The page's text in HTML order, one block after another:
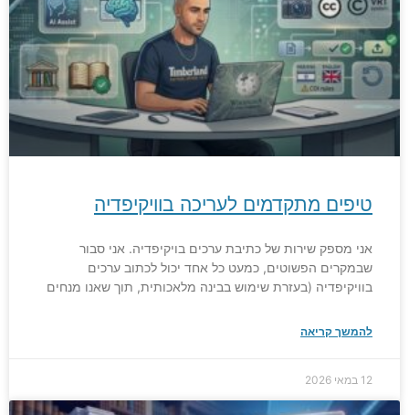
טיפים מתקדמים לעריכה בוויקיפדיה
אני מספק שירות של כתיבת ערכים בויקיפדיה. אני סבור
שבמקרים הפשוטים, כמעט כל אחד יכול לכתוב ערכים
בוויקיפדיה (בעזרת שימוש בבינה מלאכותית, תוך שאנו מנחים
להמשך קריאה
12 במאי 2026